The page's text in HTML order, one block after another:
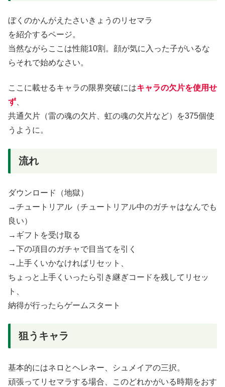
ぼくのかんがえたさいきょうのリセマラ
を紹介するページ。
当然ながらここは性能10割。顔が気に入った子がいるな
らそれで始めなさい。
ここに載せるキャラの限界突破にはキャラの欠片を使用せ
ず
共通欠片（雷の魂の欠片、虹の魂の欠片など）を375個使
うように。
流れ
ダウンロード（地獄）
→チュートリアル（チュートリアル中のガチャはなんでも
良い）
→ギフトを受け取る
→下の項目のガチャで目当てを引く
→上手くいかなければリセット、
ちょっと上手くいったら引き継ぎコードを残してリセッ
ト、
納得が行ったらゲームスタート
狙うキャラ
基本的にはネロとヘレネー、シュメイアの三択。
頑張ってリセマラする場合、このどれかがいる時期をおす